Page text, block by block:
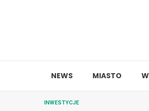
NEWS MIASTO
INWESTYCJE